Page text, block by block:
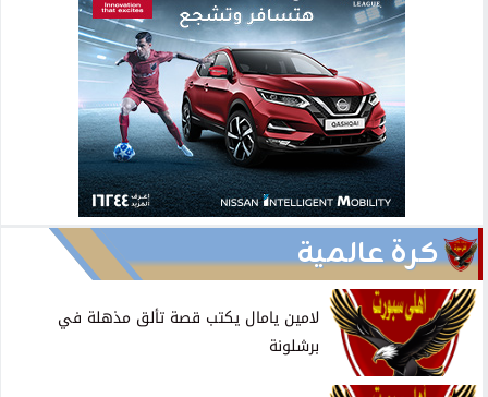
كرة عالمية
لامين يامال يكتب قصة تألق مذهلة في
برشلونة